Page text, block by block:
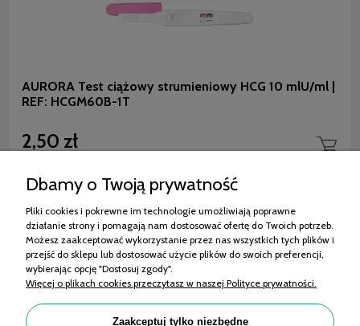
AURORA Test ciążowy strumieniowy HCG 10 mlU/ml |
REF: HCGM60B-1T
2,50 zł
Zakupy
Pomoc
Moje konto
Informacje
Dbamy o Twoją prywatność
Pliki cookies i pokrewne im technologie umożliwiają poprawne
działanie strony i pomagają nam dostosować ofertę do Twoich potrzeb.
Możesz zaakceptować wykorzystanie przez nas wszystkich tych plików i
przejść do sklepu lub dostosować użycie plików do swoich preferencji,
wybierając opcję "Dostosuj zgody".
Więcej o plikach cookies przeczytasz w naszej Polityce prywatności.
Zaakceptuj tylko niezbędne